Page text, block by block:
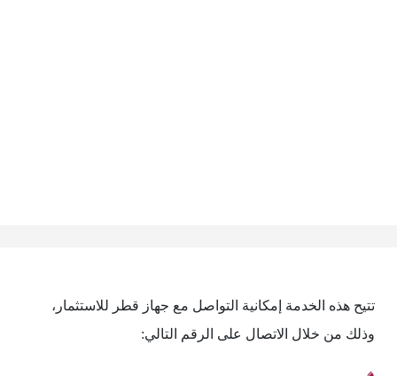
تتيح هذه الخدمة إمكانية التواصل مع جهاز قطر للاستثمار،
وذلك من خلال الاتصال على الرقم التالي: